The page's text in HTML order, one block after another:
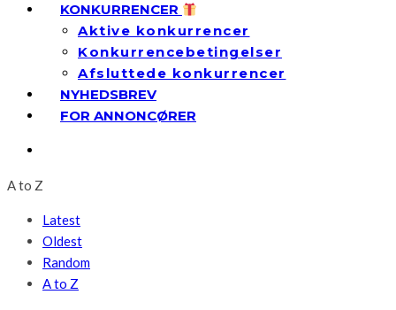
KONKURRENCER
Aktive konkurrencer
Konkurrencebetingelser
Afsluttede konkurrencer
NYHEDSBREV
FOR ANNONCØRER
A to Z
Latest
Oldest
Random
A to Z